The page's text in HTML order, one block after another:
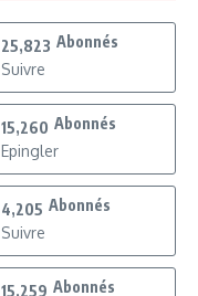
25,823 Abonnés
Suivre
15,260 Abonnés
Epingler
4,205 Abonnés
Suivre
15,259 Abonnés